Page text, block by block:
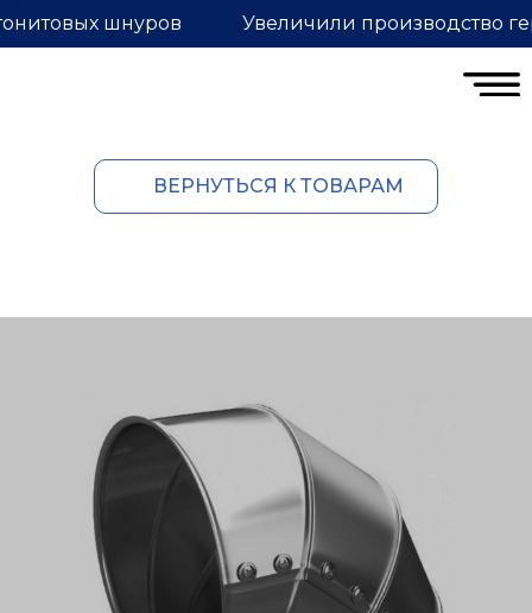
Увеличили производство
шнуров
ВЕРНУТЬСЯ К ТОВАРАМ